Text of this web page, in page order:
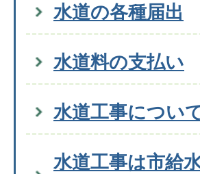
水道の各種届出
水道料の支払い
水道工事につい
水道工事は市給